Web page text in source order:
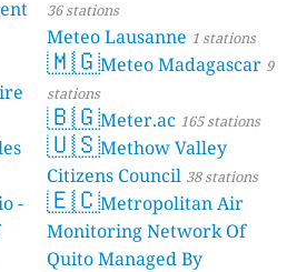
-
36 stations
Meteo Lausanne 1 stations
🇲🇬Meteo Madagascar 9
stations
🇧🇬Meter.ac 165 stations
🇺🇸Methow Valley
Citizens Council 38 stations
🇪🇨Metropolitan Air
Monitoring Network Of
Quito Managed By